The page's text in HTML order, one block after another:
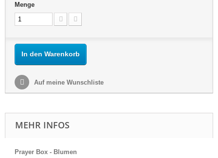
Menge
In den Warenkorb
Auf meine Wunschliste
MEHR INFOS
Prayer Box - Blumen